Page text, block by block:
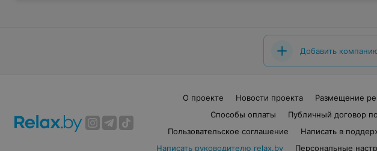
Добавить
О проекте Новости проекта Размещение
Способы оплаты
Публичный договор
Пользовательское соглашение
Написать в
Написать руководителю relax.by
Персональные